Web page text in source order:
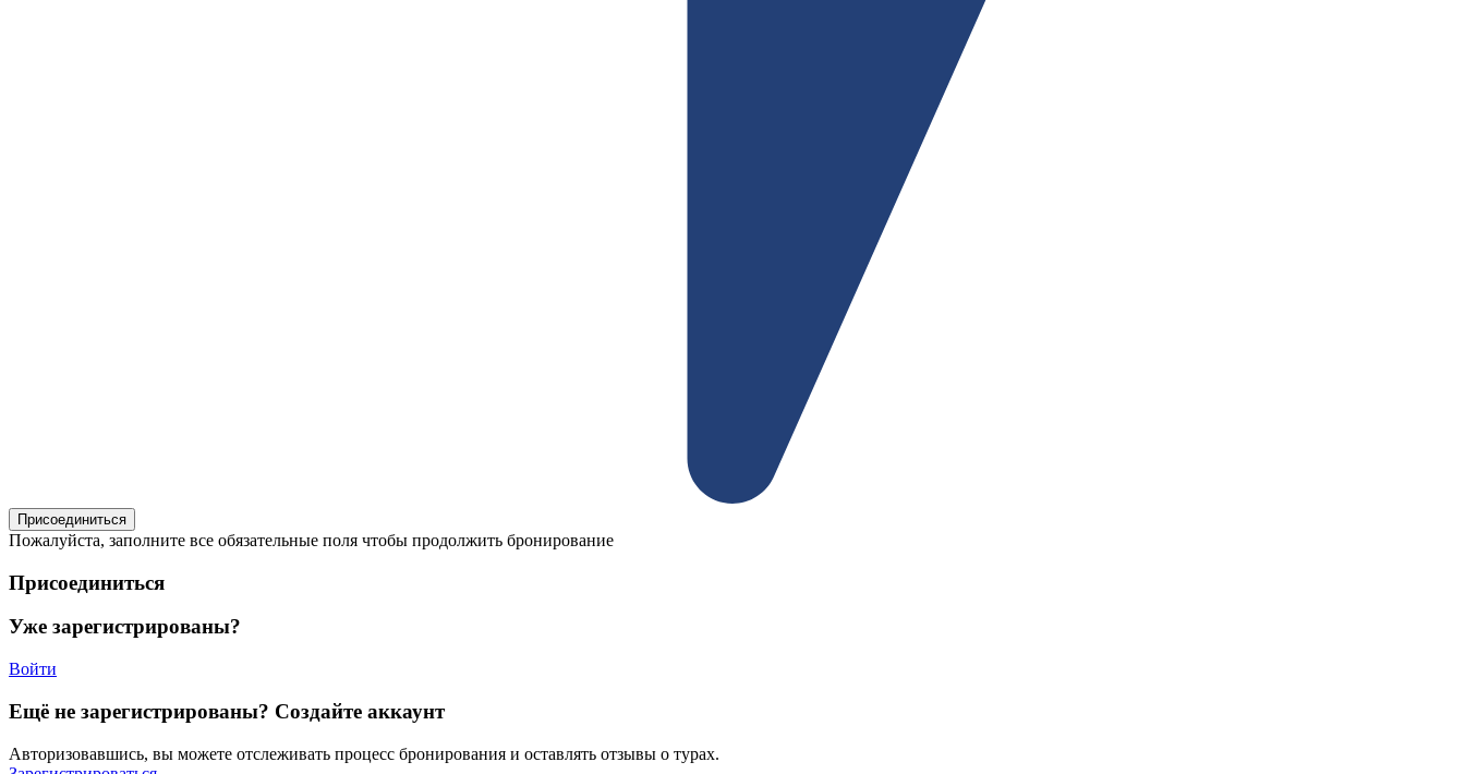
Пожалуйста, заполните все обязательные поля чтобы продолжить бронирование
Присоединиться
Уже зарегистрированы?
Войти
Ещё не зарегистрированы? Создайте аккаунт
Авторизовавшись, вы можете отслеживать процесс бронирования и оставлять отзывы о турах.